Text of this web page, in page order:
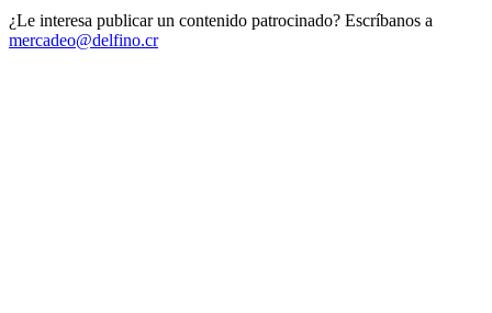
¿Le interesa publicar un contenido patrocinado? Escríbanos a
mercadeo@delfino.cr